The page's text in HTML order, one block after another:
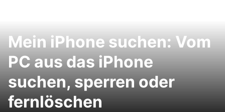
Mein iPhone suchen: Vom
PC aus das iPhone
suchen, sperren oder
fernlöschen